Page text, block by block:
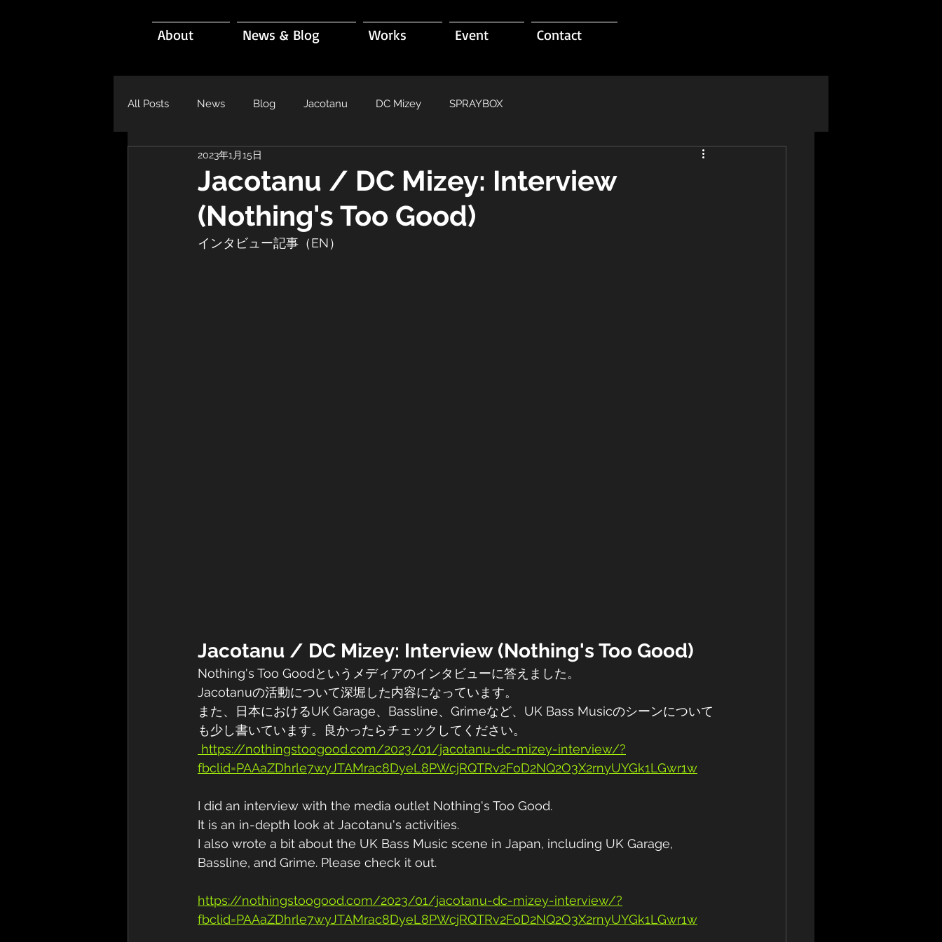
About News & Blog Works Event Contact
All Posts News Blog Jacotanu DC Mizey SPRAYBOX
Jacotanu / DC Mizey: Interview
(Nothing's Too Good)
2023年1月15日
インタビュー記事（EN）
Jacotanu / DC Mizey: Interview (Nothing's Too Good)
Nothing's Too Goodというメディアのインタビューに答えました。
Jacotanuの活動について深堀した内容になっています。
また、日本におけるUK Garage、Bassline、Grimeなど、UK Bass Musicのシーンについて
も少し書いています。良かったらチェックしてください。
fbclid=PAAaZDhrle7wyJTAMrac8DyeL8PWcjRQTRv2FoD2NQ2O3X2rnyUYGk1LGwr1w
I did an interview with the media outlet Nothing's Too Good.
It is an in-depth look at Jacotanu's activities.
I also wrote a bit about the UK Bass Music scene in Japan, including UK Garage,
Bassline, and Grime. Please check it out.
https://nothingstoogood.com/2023/01/jacotanu-dc-mizey-interview/?
fbclid=PAAaZDhrle7wyJTAMrac8DyeL8PWcjRQTRv2FoD2NQ2O3X2rnyUYGk1LGwr1w